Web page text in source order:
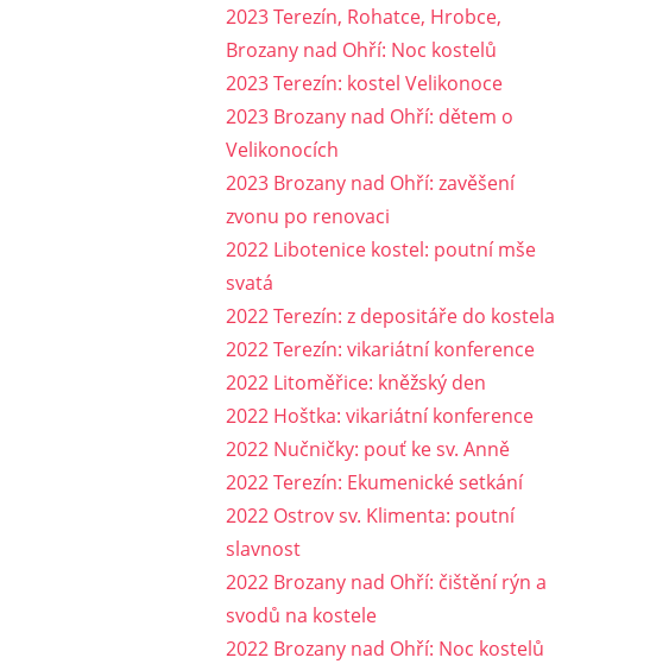
2023 Terezín, Rohatce, Hrobce,
Brozany nad Ohří: Noc kostelů
2023 Terezín: kostel Velikonoce
2023 Brozany nad Ohří: dětem o
Velikonocích
2023 Brozany nad Ohří: zavěšení
zvonu po renovaci
2022 Libotenice kostel: poutní mše
svatá
2022 Terezín: z depositáře do kostela
2022 Terezín: vikariátní konference
2022 Litoměřice: kněžský den
2022 Hoštka: vikariátní konference
2022 Nučničky: pouť ke sv. Anně
2022 Terezín: Ekumenické setkání
2022 Ostrov sv. Klimenta: poutní
slavnost
2022 Brozany nad Ohří: čištění rýn a
svodů na kostele
2022 Brozany nad Ohří: Noc kostelů